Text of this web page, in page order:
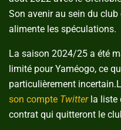
Son avenir au sein du
alimente les spéculations.
La saison 2024/25 a été
limité pour Yaméogo, ce
particulièrement
son compte Twitterla liste
contrat qui quitteront le